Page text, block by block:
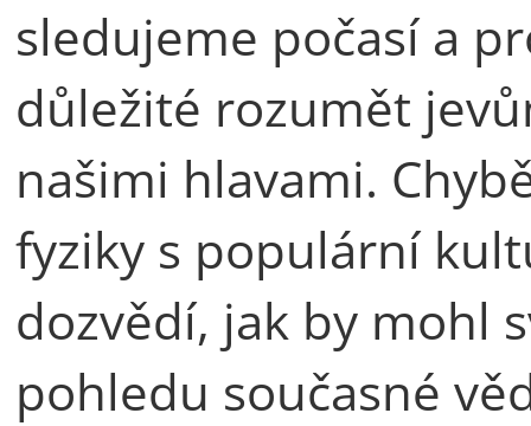
sledujeme počasí a
důležité rozumět
našimi hlavami.
fyziky s populární
dozvědí, jak by mohl
pohledu současné